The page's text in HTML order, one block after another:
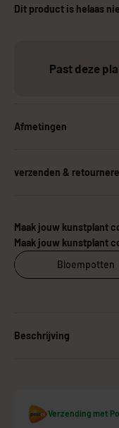
Dit product is helaas
Past deze
Afmetingen
verzenden &
Maak jouw kunstplant
Maak jouw kunstplant
Bloempotten
Beschrijving
Verzending met